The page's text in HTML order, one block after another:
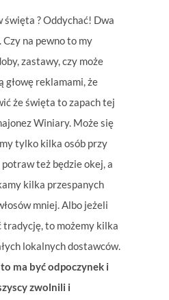
święta ? Oddychać! Dwa
na pewno to my
zastawy, czy może
głowę reklamami, że
że święta to zapach tej
Winiary. Może się
tylko kilka osób przy
też będzie okej, a
kilka przespanych
mniej. Albo jeżeli
tradycję, to możemy kilka
lokalnych dostawców.
ma być odpoczynek i
zwolnili i